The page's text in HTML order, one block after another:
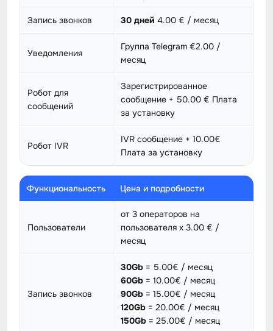
Запись звонков 30 дней 4.00 € / месяц
Уведомления
Группа Telegram €2.00 /
месяц
Робот для
сообщений
Зарегистрированное
сообщение + 50.00 € Плата
за установку
Робот IVR
IVR сообщение + 10.00€
Плата за установку
Функциональность Цена и подробности
Пользователи
от 3 операторов на
пользователя x 3.00 € /
месяц
Запись звонков
30Gb = 5.00€ / месяц
60Gb = 10.00€ / месяц
90Gb = 15.00€ / месяц
120Gb = 20.00€ / месяц
150Gb = 25.00€ / месяц